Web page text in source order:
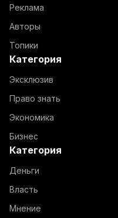
Реклама
Авторы
Топики
Категория
Эксклюзив
Право знать
Экономика
Бизнес
Категория
Деньги
Власть
Мнение